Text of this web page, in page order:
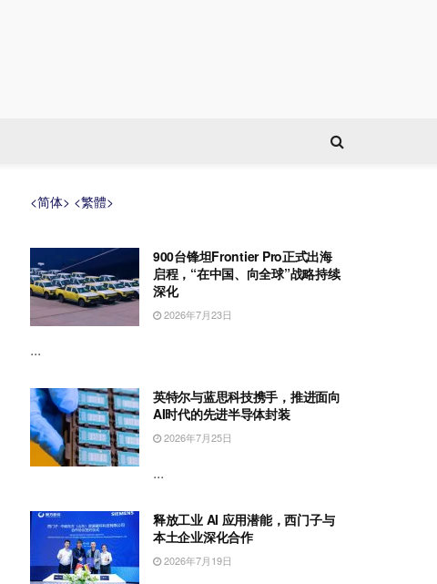
<简体> <繁體>
900台锋坦Frontier Pro正式出海
启程，“在中国、向全球”战略持续
深化
2026年7月23日
...
英特尔与蓝思科技携手，推进面向
AI时代的先进半导体封装
2026年7月25日
...
释放工业 AI 应用潜能，西门子与
本土企业深化合作
2026年7月19日